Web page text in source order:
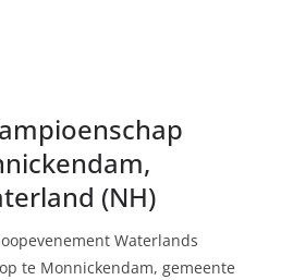
(NH)
Waterlands
te Monnickendam, gemeente